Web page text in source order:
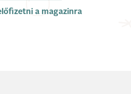
a magazinra